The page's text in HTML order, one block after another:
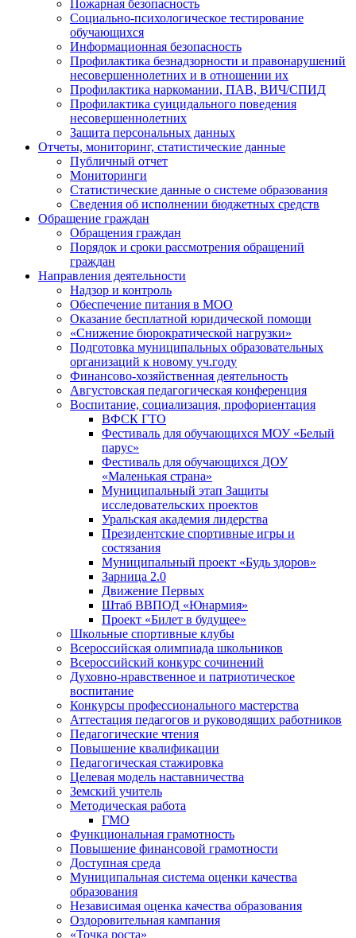
Пожарная безопасность
Социально-психологическое тестирование
обучающихся
Информационная безопасность
Профилактика безнадзорности и правонарушений
несовершеннолетних и в отношении их
Профилактика наркомании, ПАВ, ВИЧ/СПИД
Профилактика суицидального поведения
несовершеннолетних
Защита персональных данных
Отчеты, мониторинг, статистические данные
Публичный отчет
Мониторинги
Статистические данные о системе образования
Сведения об исполнении бюджетных средств
Обращение граждан
Обращения граждан
Порядок и сроки рассмотрения обращений
граждан
Направления деятельности
Надзор и контроль
Обеспечение питания в МОО
Оказание бесплатной юридической помощи
«Снижение бюрократической нагрузки»
Подготовка муниципальных образовательных
организаций к новому уч.году
Финансово-хозяйственная деятельность
Августовская педагогическая конференция
Воспитание, социализация, профориентация
ВФСК ГТО
Фестиваль для обучающихся МОУ «Белый
парус»
Фестиваль для обучающихся ДОУ
«Маленькая страна»
Муниципальный этап Защиты
исследовательских проектов
Уральская академия лидерства
Президентские спортивные игры и
состязания
Муниципальный проект «Будь здоров»
Зарница 2.0
Движение Первых
Штаб ВВПОД «Юнармия»
Проект «Билет в будущее»
Школьные спортивные клубы
Всероссийская олимпиада школьников
Всероссийский конкурс сочинений
Духовно-нравственное и патриотическое
воспитание
Конкурсы профессионального мастерства
Аттестация педагогов и руководящих работников
Педагогические чтения
Повышение квалификации
Педагогическая стажировка
Целевая модель наставничества
Земский учитель
Методическая работа
ГМО
Функциональная грамотность
Повышение финансовой грамотности
Доступная среда
Муниципальная система оценки качества
образования
Независимая оценка качества образования
Оздоровительная кампания
«Точка роста»